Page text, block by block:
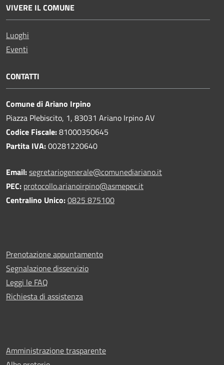
VIVERE IL COMUNE
Luoghi
Eventi
CONTATTI
Comune di Ariano Irpino
Piazza Plebiscito, 1, 83031 Ariano Irpino AV
Codice Fiscale:81000350645
Partita IVA:00281220640
Email:segretariogenerale@comunediariano.it
PEC: protocollo.arianoirpino@asmepec.it
Centralino Unico:0825 875100
Prenotazione appuntamento
Segnalazione disservizio
Leggi le FAQ
Richiesta di assistenza
Amministrazione trasparente